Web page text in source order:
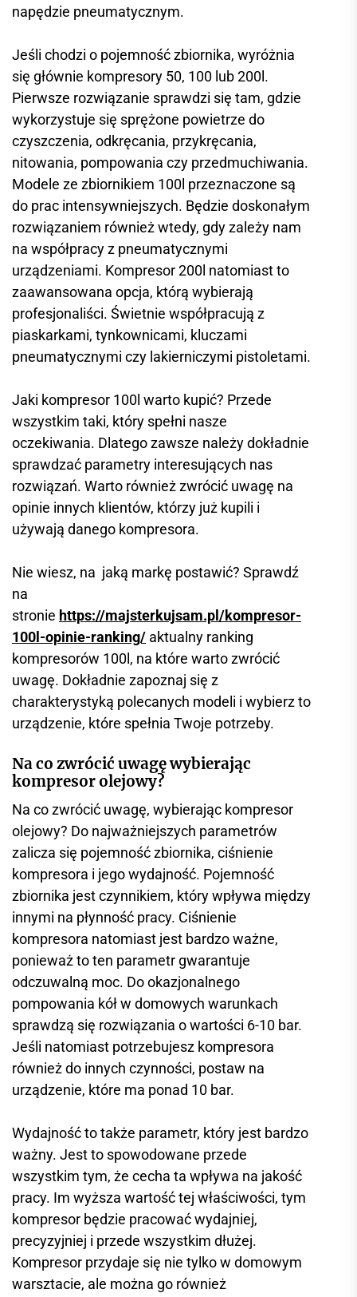
napędzie pneumatycznym.
Jeśli chodzi o pojemność zbiornika, wyróżnia
się głównie kompresory 50, 100 lub 200l.
Pierwsze rozwiązanie sprawdzi się tam, gdzie
wykorzystuje się sprężone powietrze do
czyszczenia, odkręcania, przykręcania,
nitowania, pompowania czy przedmuchiwania.
Modele ze zbiornikiem 100l przeznaczone są
do prac intensywniejszych. Będzie doskonałym
rozwiązaniem również wtedy, gdy zależy nam
na współpracy z pneumatycznymi
urządzeniami. Kompresor 200l natomiast to
zaawansowana opcja, którą wybierają
profesjonaliści. Świetnie współpracują z
piaskarkami, tynkownicami, kluczami
pneumatycznymi czy lakierniczymi pistoletami.
Jaki kompresor 100l warto kupić? Przede
wszystkim taki, który spełni nasze
oczekiwania. Dlatego zawsze należy dokładnie
sprawdzać parametry interesujących nas
rozwiązań. Warto również zwrócić uwagę na
opinie innych klientów, którzy już kupili i
używają danego kompresora.
Nie wiesz, na jaką markę postawić? Sprawdź
na
stronie https://majsterkujsam.pl/kompresor-
100l-opinie-ranking/ aktualny ranking
kompresorów 100l, na które warto zwrócić
uwagę. Dokładnie zapoznaj się z
charakterystyką polecanych modeli i wybierz to
urządzenie, które spełnia Twoje potrzeby.
Na co zwrócić uwagę wybierając
kompresor olejowy?
Na co zwrócić uwagę, wybierając kompresor
olejowy? Do najważniejszych parametrów
zalicza się pojemność zbiornika, ciśnienie
kompresora i jego wydajność. Pojemność
zbiornika jest czynnikiem, który wpływa między
innymi na płynność pracy. Ciśnienie
kompresora natomiast jest bardzo ważne,
ponieważ to ten parametr gwarantuje
odczuwalną moc. Do okazjonalnego
pompowania kół w domowych warunkach
sprawdzą się rozwiązania o wartości 6-10 bar.
Jeśli natomiast potrzebujesz kompresora
również do innych czynności, postaw na
urządzenie, które ma ponad 10 bar.
Wydajność to także parametr, który jest bardzo
ważny. Jest to spowodowane przede
wszystkim tym, że cecha ta wpływa na jakość
pracy. Im wyższa wartość tej właściwości, tym
kompresor będzie pracować wydajniej,
precyzyjniej i przede wszystkim dłużej.
Kompresor przydaje się nie tylko w domowym
warsztacie, ale można go również